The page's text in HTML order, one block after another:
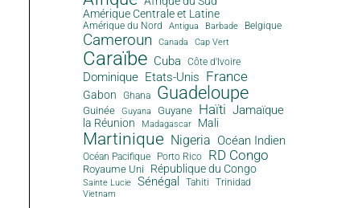
Amérique Centrale et Latine
Amérique du Nord Antigua Barbade Belgique
Cameroun Canada Cap Vert
Caraïbe Cuba Côte d'Ivoire
Dominique Etats-Unis France
Gabon Ghana Guadeloupe
Guinée Guyana Guyane Haïti Jamaïque
la Réunion Madagascar Mali
Martinique Nigeria Océan Indien
Océan Pacifique Porto Rico RD Congo
Royaume Uni République du Congo
Sainte Lucie Sénégal Tahiti Trinidad
Vietnam